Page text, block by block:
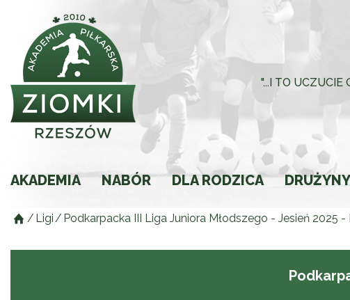
"...I TO
AKADEMIA
Historia
NABÓR DLA RODZICA
Rodzic młodego sportowca
Składki
DRUŻYNY
/ Ligi/ Podkarpacka III Liga Juniora Młodszego - Jesień 2025 -